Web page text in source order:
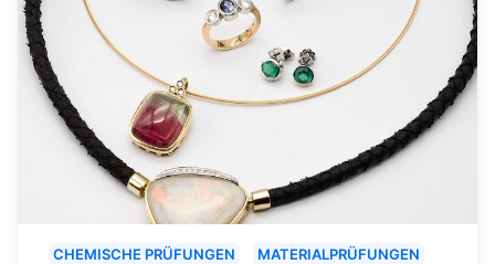
CHEMISCHE PRÜFUNGEN
MATERIALPRÜFUNGEN